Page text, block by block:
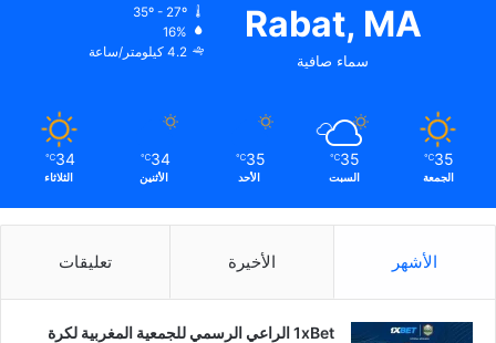
Rabat, MA
سماء صافية
35º - 27º
16%
4.2 كيلومتر/ساعة
35
℃
الجمعة
35
℃
السبت
35
℃
الأحد
34
℃
الأثنين
34
℃
الثلاثاء
الأشهر الأخيرة تعليقات
1xBet الراعي الرسمي للجمعية المغربية لكرة